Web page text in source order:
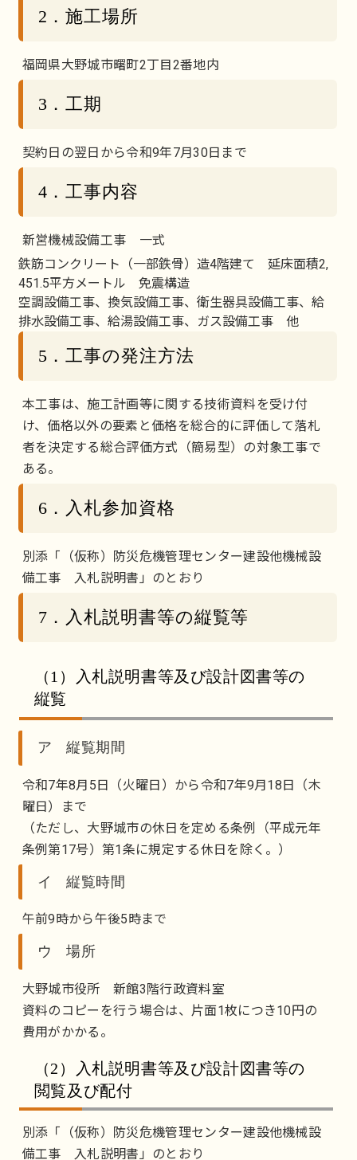
2．施工場所
福岡県大野城市曙町2丁目2番地内
3．工期
契約日の翌日から令和9年7月30日まで
4．工事内容
新営機械設備工事 一式
鉄筋コンクリート（一部鉄骨）造4階建て 延床面積2,
451.5平方メートル 免震構造
空調設備工事、換気設備工事、衛生器具設備工事、給
排水設備工事、給湯設備工事、ガス設備工事 他
5．工事の発注方法
本工事は、施工計画等に関する技術資料を受け付
け、価格以外の要素と価格を総合的に評価して落札
者を決定する総合評価方式（簡易型）の対象工事で
ある。
6．入札参加資格
別添「（仮称）防災危機管理センター建設他機械設
備工事 入札説明書」のとおり
7．入札説明書等の縦覧等
（1）入札説明書等及び設計図書等の
縦覧
ア 縦覧期間
令和7年8月5日（火曜日）から令和7年9月18日（木
曜日）まで
（ただし、大野城市の休日を定める条例（平成元年
条例第17号）第1条に規定する休日を除く。）
イ 縦覧時間
午前9時から午後5時まで
ウ 場所
大野城市役所 新館3階行政資料室
資料のコピーを行う場合は、片面1枚につき10円の
費用がかかる。
（2）入札説明書等及び設計図書等の
閲覧及び配付
別添「（仮称）防災危機管理センター建設他機械設
備工事 入札説明書」のとおり